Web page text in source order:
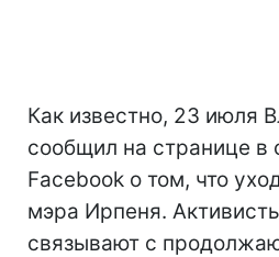
Как известно, 23 июля
сообщил на странице в
Facebook о том, что
мэра Ирпеня.
связывают с